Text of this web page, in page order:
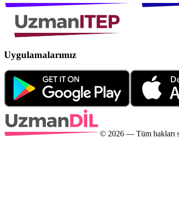
Uygulamalarımız
© 2026 — Tüm hakları